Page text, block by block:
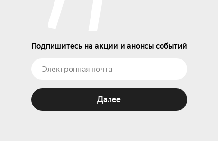
Подпишитесь на акции и анонсы событий
Далее